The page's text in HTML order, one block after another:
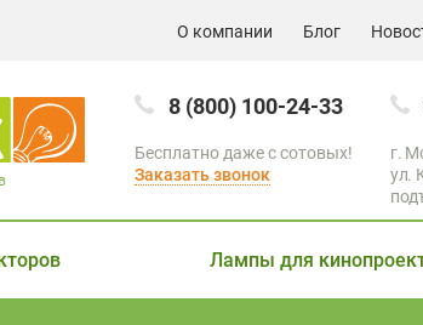
О компании Блог
8 (800) 100-24-33
Бесплатно даже с сотовых!
Заказать звонок
г.
ул.
Лампы для